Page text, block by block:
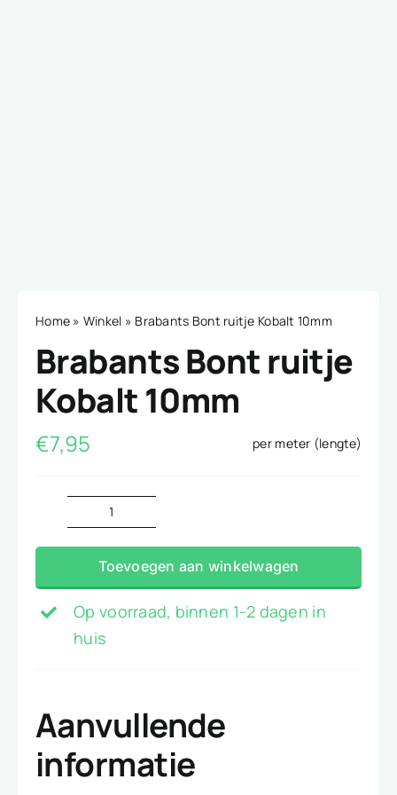
Home » Winkel » Brabants Bont ruitje Kobalt 10mm
Brabants Bont ruitje
Kobalt 10mm
€7,95 per meter (lengte)
Brabants
Bont
ruitje
Kobalt
10mm
Toevoegen aan winkelwagen
Op voorraad, binnen 1-2 dagen in
huis
Aanvullende
informatie